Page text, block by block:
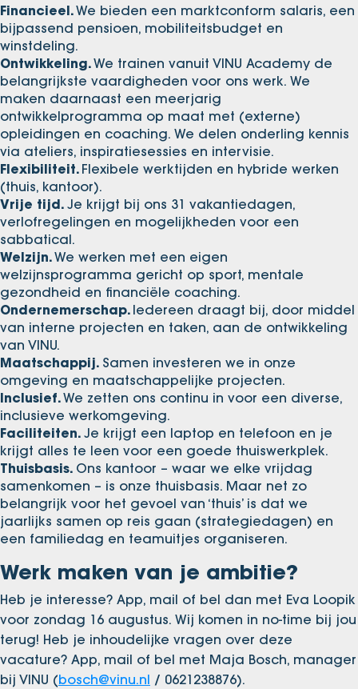
Financieel.We bieden een marktconform salaris, een
bijpassend pensioen, mobiliteitsbudget en
winstdeling.
Ontwikkeling.We trainen vanuit VINU Academy de
belangrijkste vaardigheden voor ons werk. We
maken daarnaast een meerjarig
ontwikkelprogramma op maat met (externe)
opleidingen en coaching. We delen onderling kennis
via ateliers, inspiratiesessies en intervisie.
Flexibiliteit. Flexibele werktijden en hybride werken
(thuis, kantoor).
Vrije tijd. Je krijgt bij ons 31 vakantiedagen,
verlofregelingen en mogelijkheden voor een
sabbatical.
Welzijn.We werken met een eigen
welzijnsprogramma gericht op sport, mentale
gezondheid en financiële coaching.
Ondernemerschap. Iedereen draagt bij, door middel
van interne projecten en taken, aan de ontwikkeling
van VINU.
Maatschappij. Samen investeren we in onze
omgeving en maatschappelijke projecten.
Inclusief.We zetten ons continu in voor een diverse,
inclusieve werkomgeving.
Faciliteiten. Je krijgt een laptop en telefoon en je
krijgt alles te leen voor een goede thuiswerkplek.
Thuisbasis. Ons kantoor – waar we elke vrijdag
samenkomen – is onze thuisbasis. Maar net zo
belangrijk voor het gevoel van ‘thuis’ is dat we
jaarlijks samen op reis gaan (strategiedagen) en
een familiedag en teamuitjes organiseren.
Werk maken van je ambitie?
Heb je interesse? App, mail of bel dan met Eva Loopik
voor zondag 16 augustus. Wij komen in no-time bij jou
terug! Heb je inhoudelijke vragen over deze
vacature? App, mail of bel met Maja Bosch, manager
bij VINU (bosch@vinu.nl / 0621238876).